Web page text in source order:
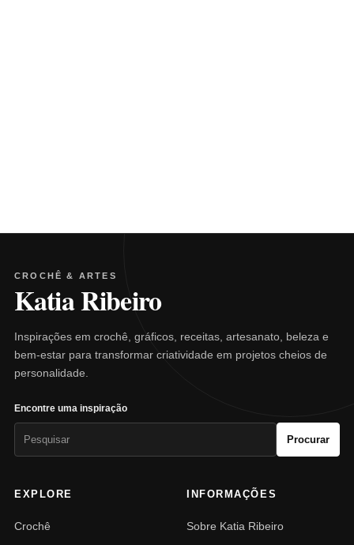
CROCHÊ & ARTES
Katia Ribeiro
Inspirações em crochê, gráficos, receitas, artesanato, beleza e
bem-estar para transformar criatividade em projetos cheios de
personalidade.
Encontre uma inspiração
Procurar
EXPLORE
Crochê
INFORMAÇÕES
Sobre Katia Ribeiro